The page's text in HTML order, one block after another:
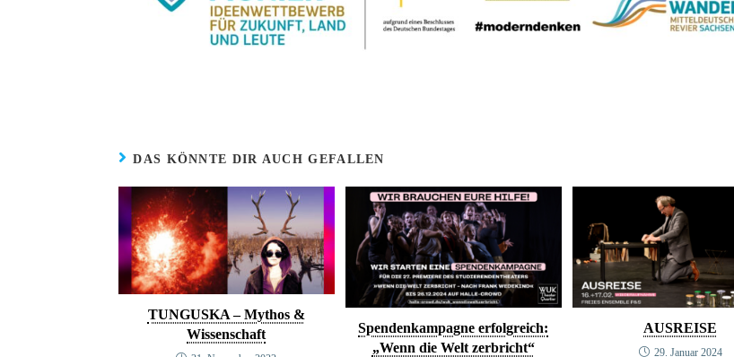
DAS KÖNNTE DIR AUCH GEFALLEN
TUNGUSKA – Mythos &
Wissenschaft
Spendenkampagne erfolgreich:
„Wenn die Welt zerbricht“
AUSREISE
29. Januar 2024